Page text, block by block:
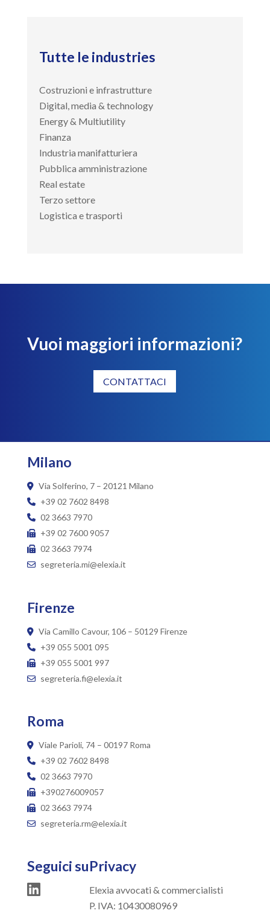
Tutte le industries
Costruzioni e infrastrutture
Digital, media & technology
Energy & Multiutility
Finanza
Industria manifatturiera
Pubblica amministrazione
Real estate
Terzo settore
Logistica e trasporti
Vuoi maggiori informazioni?
CONTATTACI
Milano
Via Solferino, 7 – 20121 Milano
+39 02 7602 8498
02 3663 7970
+39 02 7600 9057
02 3663 7974
segreteria.mi@elexia.it
Firenze
Via Camillo Cavour, 106 – 50129 Firenze
+39 055 5001 095
+39 055 5001 997
segreteria.fi@elexia.it
Roma
Viale Parioli, 74 – 00197 Roma
+39 02 7602 8498
02 3663 7970
+390276009057
02 3663 7974
segreteria.rm@elexia.it
Seguici suPrivacy
Elexia avvocati & commercialisti
P. IVA: 10430080969